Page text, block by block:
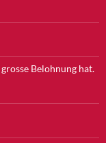
Belohnung hat.